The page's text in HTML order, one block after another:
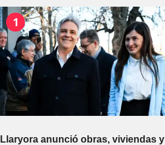
1
Llaryora anunció obras, viviendas y